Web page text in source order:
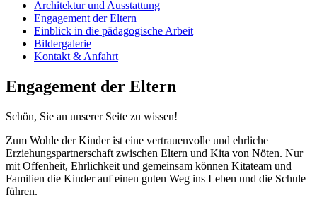
Architektur und Ausstattung
Engagement der Eltern
Einblick in die pädagogische Arbeit
Bildergalerie
Kontakt & Anfahrt
Engagement der Eltern
Schön, Sie an unserer Seite zu wissen!
Zum Wohle der Kinder ist eine vertrauenvolle und ehrliche
Erziehungspartnerschaft zwischen Eltern und Kita von Nöten. Nur
mit Offenheit, Ehrlichkeit und gemeinsam können Kitateam und
Familien die Kinder auf einen guten Weg ins Leben und die Schule
führen.